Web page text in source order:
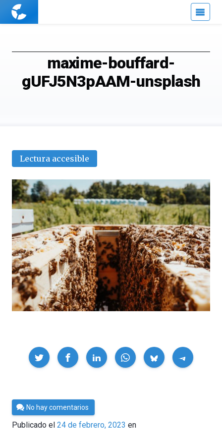
Cuaderno
maxime-bouffard-
gUFJ5N3pAAM-unsplash
Lectura accesible
Compartir
Por
César
Tomé
No hay comentarios
Publicado el 24 de febrero, 2023 en